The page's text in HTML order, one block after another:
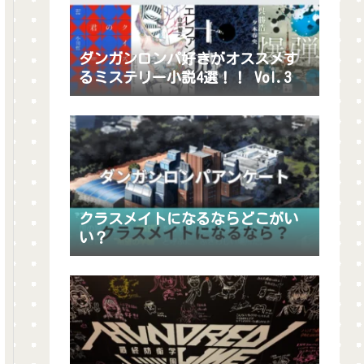
ダンガンロンパ好きがオススメす
るミステリー小説4選！！ Vol.3
クラスメイトになるならどこがい
い？